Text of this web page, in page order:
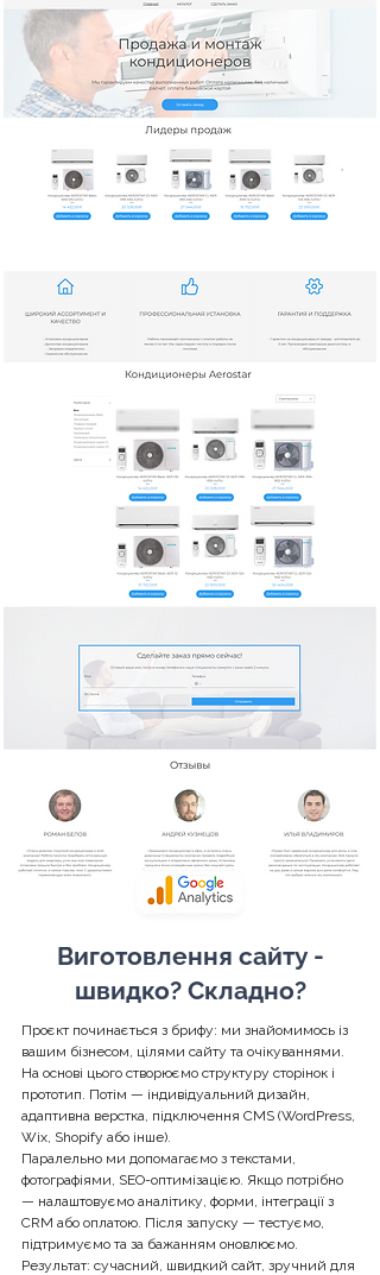
Виготовлення сайту -
швидко? Складно?
Проєкт починається з брифу: ми знайомимось із
вашим бізнесом, цілями сайту та очікуваннями.
На основі цього створюємо структуру сторінок і
прототип. Потім — індивідуальний дизайн,
адаптивна верстка, підключення CMS (WordPress,
Wix, Shopify або інше).
Паралельно ми допомагаємо з текстами,
фотографіями, SEO-оптимізацією. Якщо потрібно
— налаштовуємо аналітику, форми, інтеграції з
CRM або оплатою. Після запуску — тестуємо,
підтримуємо та за бажанням оновлюємо.
Результат: сучасний, швидкий сайт, зручний для